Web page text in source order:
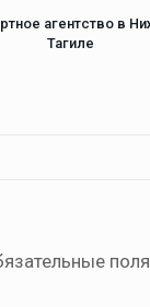
агентство в
Тагиле